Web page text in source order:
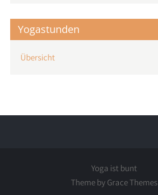
Yogastunden
Übersicht
Yoga ist bunt
Theme by Grace Themes